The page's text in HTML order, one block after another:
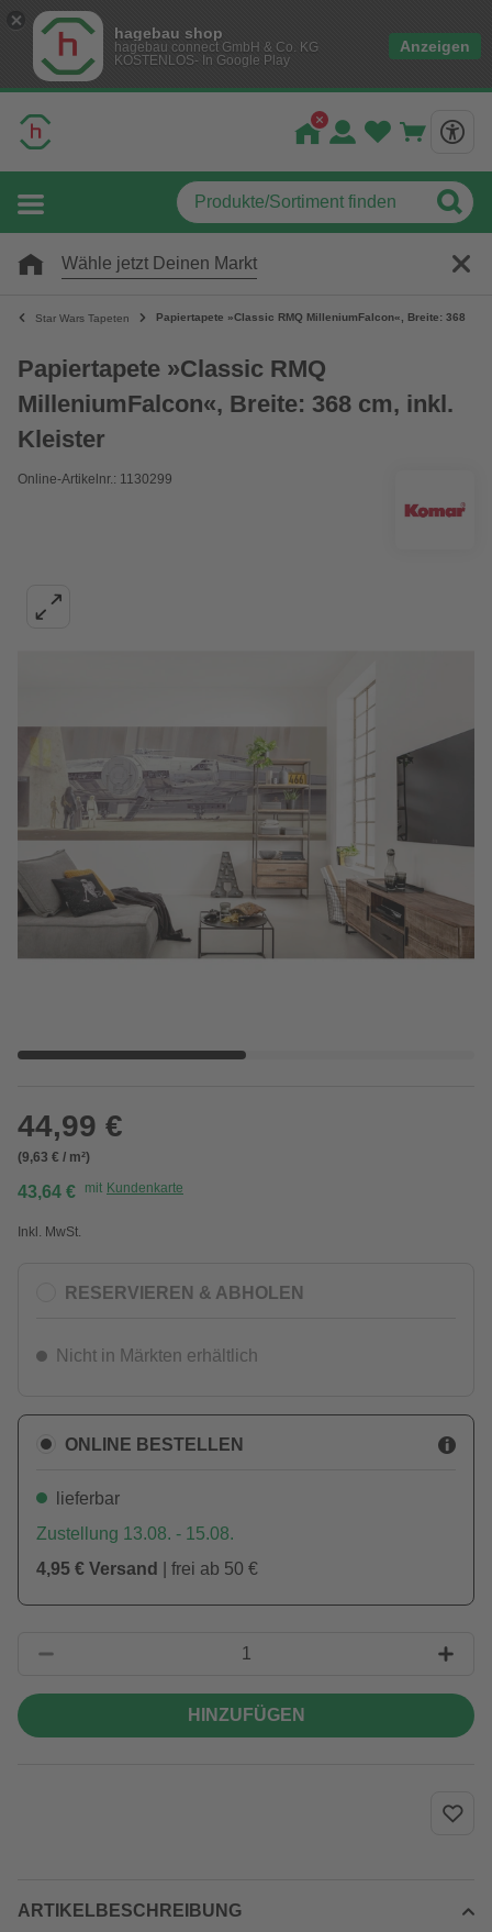
hagebau shop
hagebau connect GmbH & Co. KG
KOSTENLOS- In Google Play
Anzeigen
Wähle jetzt Deinen Markt
Star Wars Tapeten Papiertapete »Classic RMQ MilleniumFalcon«, Breite: 368
Papiertapete »Classic RMQ
MilleniumFalcon«, Breite: 368 cm, inkl.
Kleister
Online-Artikelnr.: 1130299
44,99 €
(9,63 € / m²)
43,64 € mit Kundenkarte
Inkl. MwSt.
RESERVIEREN & ABHOLEN
Nicht in Märkten erhältlich
ONLINE BESTELLEN
lieferbar
Zustellung 13.08. - 15.08.
4,95 € Versand
| frei ab 50 €
HINZUFÜGEN
ARTIKELBESCHREIBUNG